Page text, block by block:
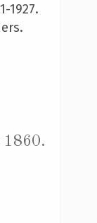
1927.
1860.